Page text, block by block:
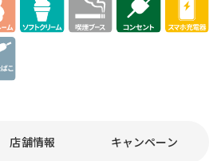
店舗情報 キャンペーン